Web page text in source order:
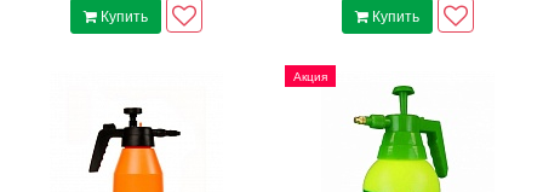
Купить Купить
Акция